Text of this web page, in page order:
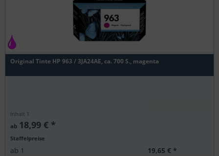
Original Tinte HP 963 / 3JA24AE, ca. 700 S., magenta
Inhalt 1
ab 18,99 € *
Staffelpreise
ab 1
19,65 € *